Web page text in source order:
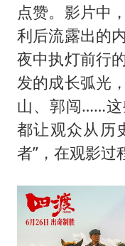
点赞。影片中
利后流露出的
夜中执灯前行
发的成长弧光
山、郭闯……这
都让观众从历
者”，在观影过